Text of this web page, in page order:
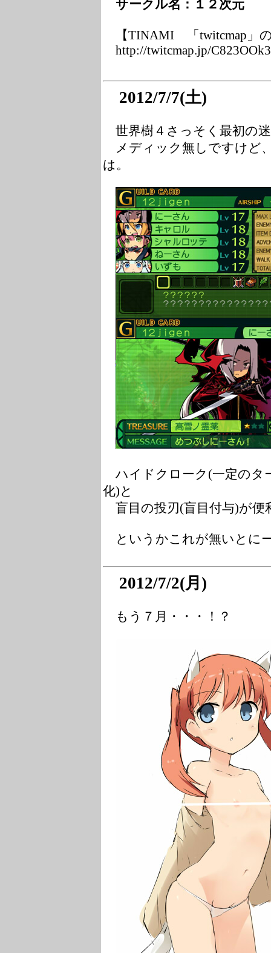
サークル名：１２次元
【TINAMI 「twitcmap」
http://twitcmap.jp/
2012/7/7(土)
世界樹４さっそく最初の
メディック無しですけど
は。
ハイドクローク(一定のタ
化)と
盲目の投刃(盲目付与)が便
というかこれが無いとに
2012/7/2(月)
もう７月・・・！？